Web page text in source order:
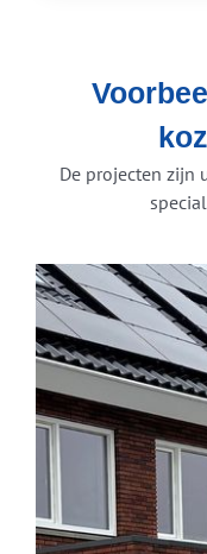
De projecten zijn